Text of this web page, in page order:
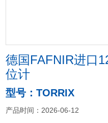
德国FAFNIR进口
位计
型号：TORRIX
产品时间：2026-06-12